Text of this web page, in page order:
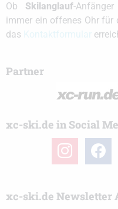
Ob Skilanglauf-
immer ein offenes Ohr für
das
Partner
xc-ski.de in Social
instagramfacebook
xc-ski.de Newsletter